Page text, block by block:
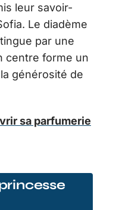
leur savoir-
Le diadème
par une
centre forme un
générosité de
sa parfumerie